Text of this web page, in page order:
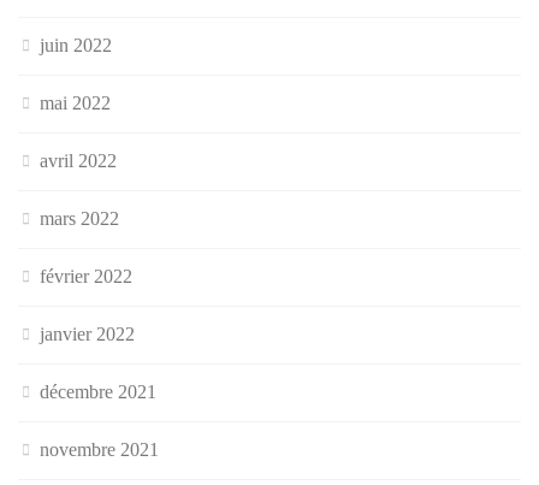
juin 2022
mai 2022
avril 2022
mars 2022
février 2022
janvier 2022
décembre 2021
novembre 2021